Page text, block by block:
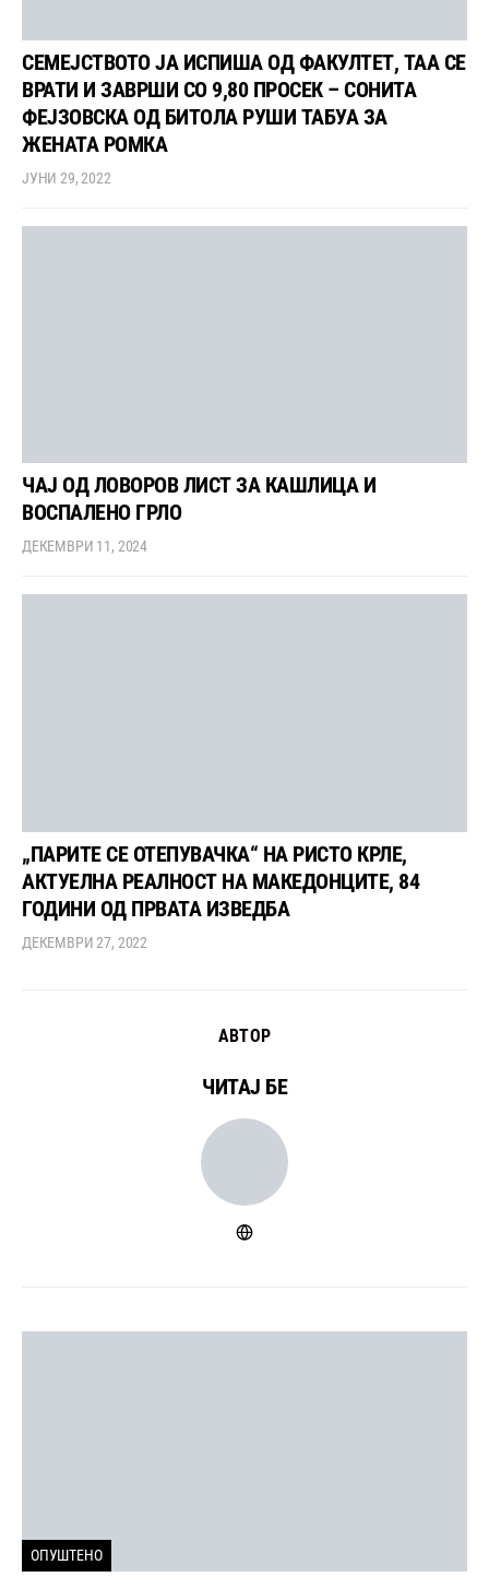
СЕМЕЈСТВОТО ЈА ИСПИША ОД ФАКУЛТЕТ, ТАА СЕ
ВРАТИ И ЗАВРШИ СО 9,80 ПРОСЕК – СОНИТА
ФЕЈЗОВСКА ОД БИТОЛА РУШИ ТАБУА ЗА
ЖЕНАТА РОМКА
ЈУНИ 29, 2022
ЧАЈ ОД ЛОВОРОВ ЛИСТ ЗА КАШЛИЦА И
ВОСПАЛЕНО ГРЛО
ДЕКЕМВРИ 11, 2024
„ПАРИТЕ СЕ ОТЕПУВАЧКА“ НА РИСТО КРЛЕ,
АКТУЕЛНА РЕАЛНОСТ НА МАКЕДОНЦИТЕ, 84
ГОДИНИ ОД ПРВАТА ИЗВЕДБА
ДЕКЕМВРИ 27, 2022
АВТОР
ЧИТАЈ БЕ
ОПУШТЕНО